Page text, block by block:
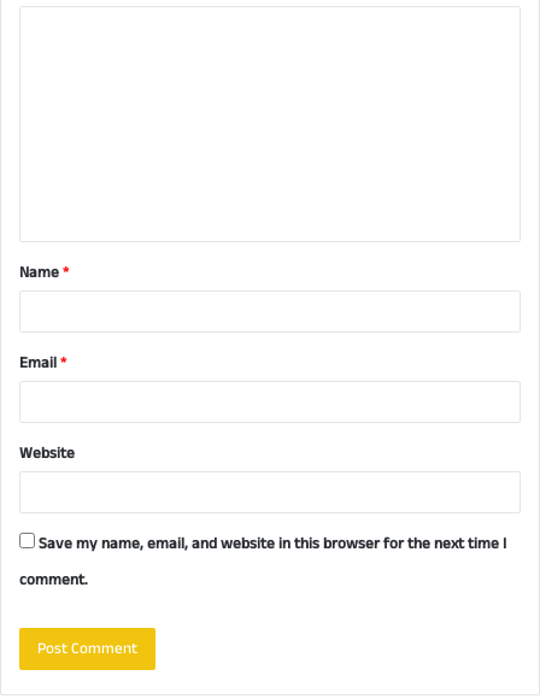
t
*Name*
Email*
Website
Save my name, email, and website in this browser for the next time I
comment.